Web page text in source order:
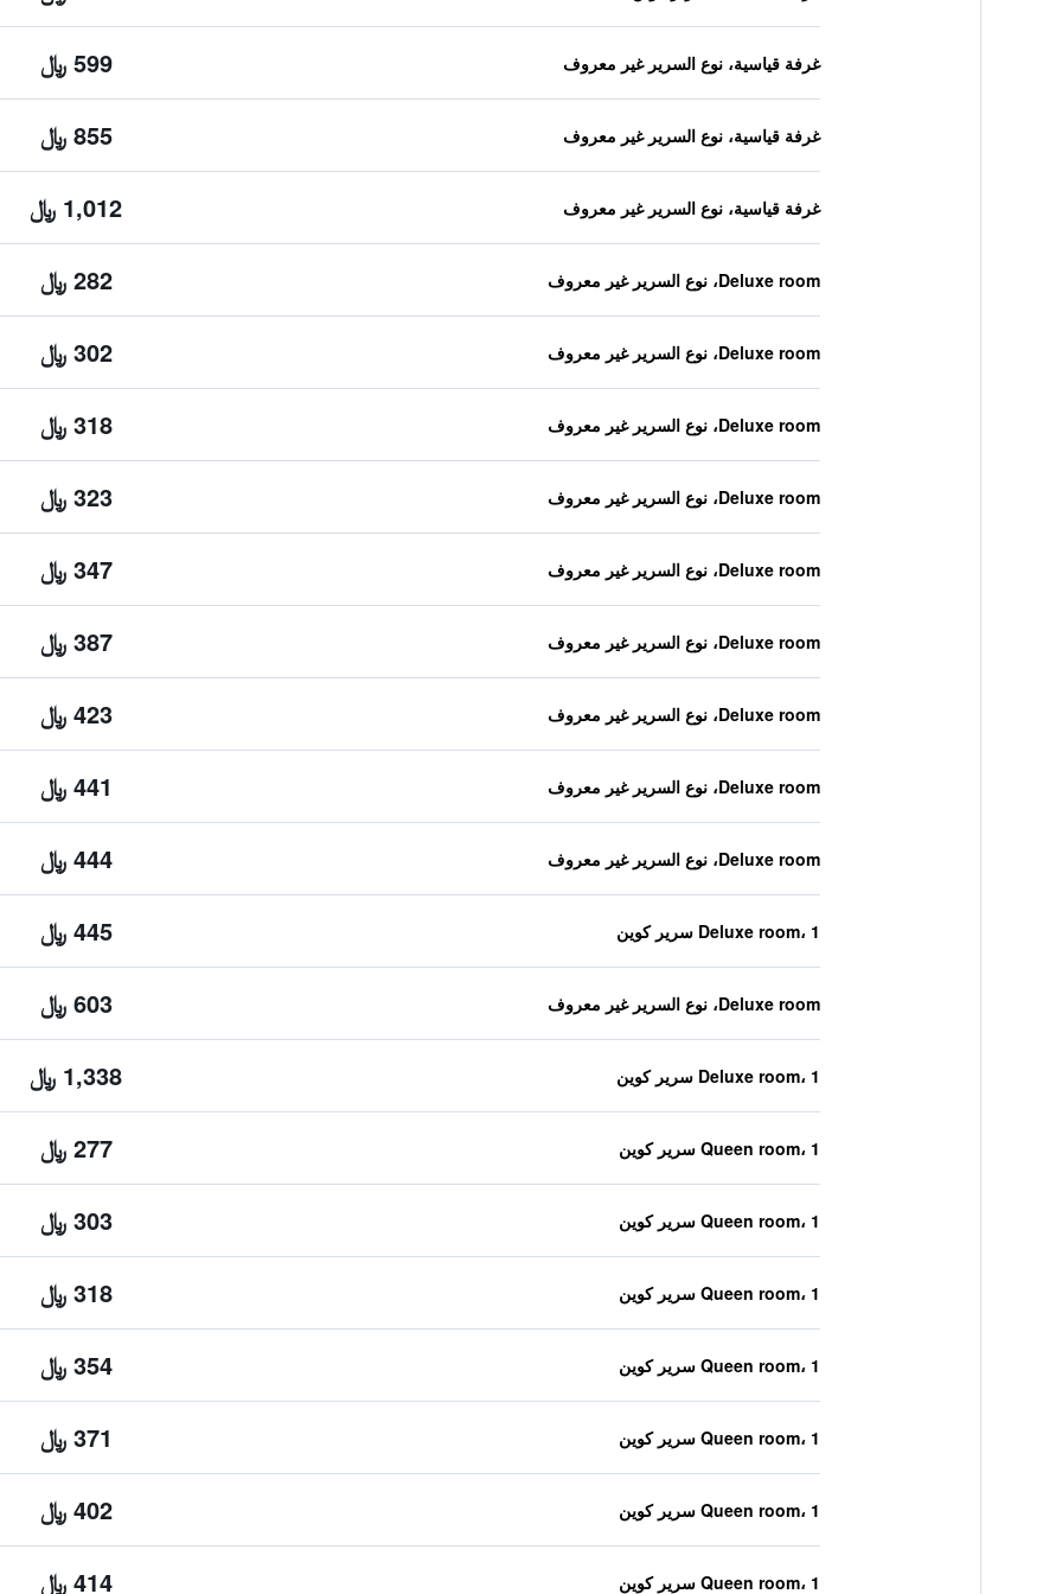
غرفة قياسية، نوع السرير غير معروف 599 ﷼
غرفة قياسية، نوع السرير غير معروف 855 ﷼
غرفة قياسية، نوع السرير غير معروف 1,012 ﷼
Deluxe room، نوع السرير غير معروف 282 ﷼
Deluxe room، نوع السرير غير معروف 302 ﷼
Deluxe room، نوع السرير غير معروف 318 ﷼
Deluxe room، نوع السرير غير معروف 323 ﷼
Deluxe room، نوع السرير غير معروف 347 ﷼
Deluxe room، نوع السرير غير معروف 387 ﷼
Deluxe room، نوع السرير غير معروف 423 ﷼
Deluxe room، نوع السرير غير معروف 441 ﷼
Deluxe room، نوع السرير غير معروف 444 ﷼
Deluxe room، 1 سرير كوين 445 ﷼
Deluxe room، نوع السرير غير معروف 603 ﷼
Deluxe room، 1 سرير كوين 1,338 ﷼
Queen room، 1 سرير كوين 277 ﷼
Queen room، 1 سرير كوين 303 ﷼
Queen room، 1 سرير كوين 318 ﷼
Queen room، 1 سرير كوين 354 ﷼
Queen room، 1 سرير كوين 371 ﷼
Queen room، 1 سرير كوين 402 ﷼
Queen room، 1 سرير كوين 414 ﷼